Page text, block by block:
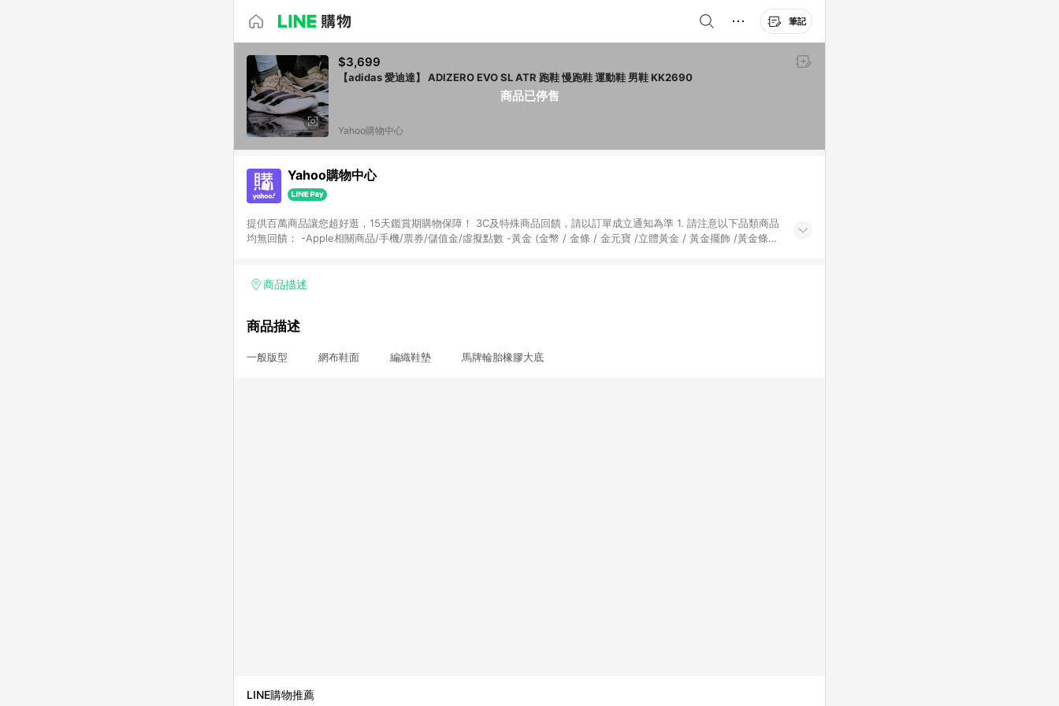
筆記
商品已停售
$3,699
【adidas 愛迪達】 ADIZERO EVO SL ATR 跑鞋 慢跑鞋 運動鞋 男鞋 KK2690
Yahoo購物中心
Yahoo購物中心
提供百萬商品讓您超好逛，15天鑑賞期購物保障！ 3C及特殊商品回饋，請以訂單成立通知為準 1. 請注意以下品類商品
均無回饋： -Apple相關商品/手機/票券/儲值金/虛擬點數 -黃金 (金幣 / 金條 / 金元寶 /立體黃金 / 黃金擺飾 /黃金條
Yahoo超贈點回饋者 - 購物中心商店之商品：商品賣場中有標示「商店」及顯示商店名稱者(指定活動店家除外) 3. 訂
商品描述
商品描述
一般版型 網布鞋面 編織鞋墊 馬牌輪胎橡膠大底
LINE購物推薦